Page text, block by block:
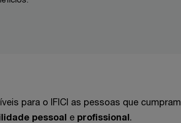
para o IFICI as pessoas que cumpram
pessoal e profissional.